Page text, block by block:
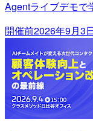
Agentライブデモで
開催前2026年9月3